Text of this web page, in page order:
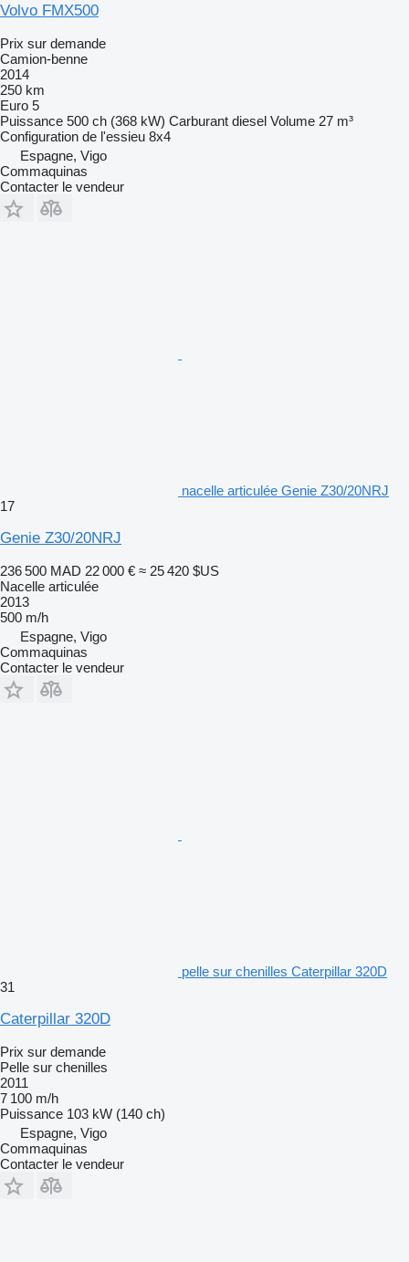
Volvo FMX500
Prix sur demande
Camion-benne
2014
250 km
Euro 5
Puissance 500 ch (368 kW) Carburant diesel Volume 27 m³
Configuration de l'essieu 8x4
Espagne, Vigo
Commaquinas
Contacter le vendeur
nacelle articulée Genie Z30/20NRJ
17
Genie Z30/20NRJ
236 500 MAD 22 000 € ≈ 25 420 $US
Nacelle articulée
2013
500 m/h
Espagne, Vigo
Commaquinas
Contacter le vendeur
pelle sur chenilles Caterpillar 320D
31
Caterpillar 320D
Prix sur demande
Pelle sur chenilles
2011
7 100 m/h
Puissance 103 kW (140 ch)
Espagne, Vigo
Commaquinas
Contacter le vendeur